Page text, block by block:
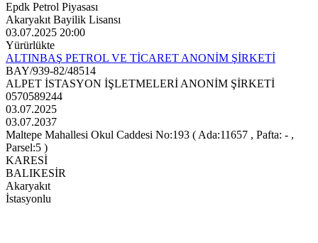
Epdk Petrol Piyasası
Akaryakıt Bayilik Lisansı
03.07.2025 20:00
Yürürlükte
ALTINBAŞ PETROL VE TİCARET ANONİM ŞİRKETİ
BAY/939-82/48514
ALPET İSTASYON İŞLETMELERİ ANONİM ŞİRKETİ
0570589244
03.07.2025
03.07.2037
Maltepe Mahallesi Okul Caddesi No:193 ( Ada:11657 , Pafta: - ,
Parsel:5 )
KARESİ
BALIKESİR
Akaryakıt
İstasyonlu